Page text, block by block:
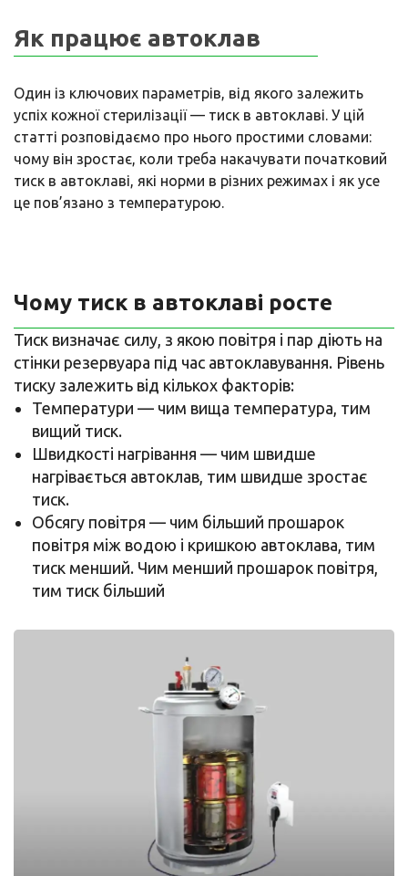
Як працює автоклав
Один із ключових параметрів, від якого залежить
успіх кожної стерилізації — тиск в автоклаві. У цій
статті розповідаємо про нього простими словами:
чому він зростає, коли треба накачувати початковий
тиск в автоклаві, які норми в різних режимах і як усе
це пов’язано з температурою.
Чому тиск в автоклаві росте
Тиск визначає силу, з якою повітря і пар діють на
стінки резервуара під час автоклавування. Рівень
тиску залежить від кількох факторів:
Температури — чим вища температура, тим
вищий тиск.
Швидкості нагрівання — чим швидше
нагрівається автоклав, тим швидше зростає
тиск.
Обсягу повітря — чим більший прошарок
повітря між водою і кришкою автоклава, тим
тиск менший. Чим менший прошарок повітря,
тим тиск більший